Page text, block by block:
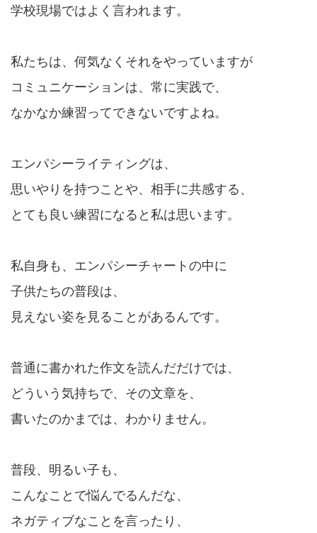
学校現場ではよく言われます。
私たちは、何気なくそれをやっていますが
コミュニケーションは、常に実践で、
なかなか練習ってできないですよね。
エンパシーライティングは、
思いやりを持つことや、相手に共感する、
とても良い練習になると私は思います。
私自身も、エンパシーチャートの中に
子供たちの普段は、
見えない姿を見ることがあるんです。
普通に書かれた作文を読んだだけでは、
どういう気持ちで、その文章を、
書いたのかまでは、わかりません。
普段、明るい子も、
こんなことで悩んでるんだな、
ネガティブなことを言ったり、